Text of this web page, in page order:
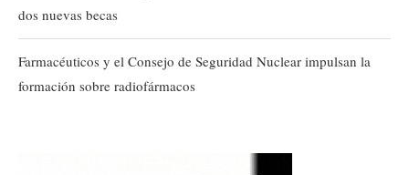
dos nuevas becas
Farmacéuticos y el Consejo de Seguridad Nuclear impulsan la
formación sobre radiofármacos